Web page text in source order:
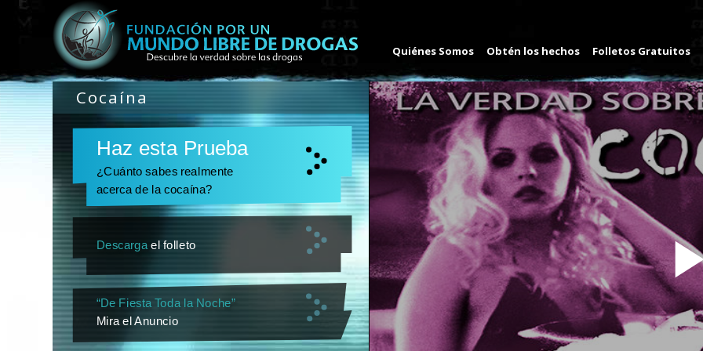
Quiénes Somos Obtén los hechos Folletos Gratuitos
Cocaína
Haz esta Prueba
¿Cuánto sabes realmente
acerca de la cocaína?
Descarga el folleto
“De Fiesta Toda la Noche”
Mira el Anuncio